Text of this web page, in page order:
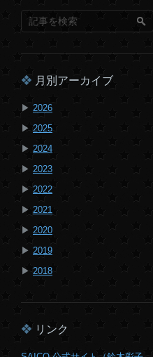
月別アーカイブ
▶ 2026
▶ 2025
▶ 2024
▶ 2023
▶ 2022
▶ 2021
▶ 2020
▶ 2019
▶ 2018
リンク